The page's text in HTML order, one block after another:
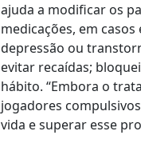
ajuda a modificar os
medicações, em
depressão ou
evitar recaídas;
hábito. “Embora o
jogadores
vida e superar esse